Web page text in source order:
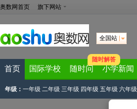
奥数网首页 旗下网站
全国站
首页 国际学校 随时问
随时解答
小学新闻
年级： 一年级 二年级 三年级 四年级 五年级 六年级